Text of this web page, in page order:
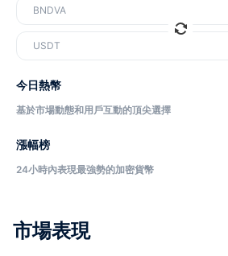
市場表現
BNDVA
USDT
今日熱幣
基於市場動態和用戶互動的頂尖選擇
漲幅榜
24小時內表現最強勢的加密貨幣